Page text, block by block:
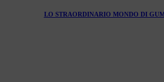
LO STRAORDINARIO MONDO DI